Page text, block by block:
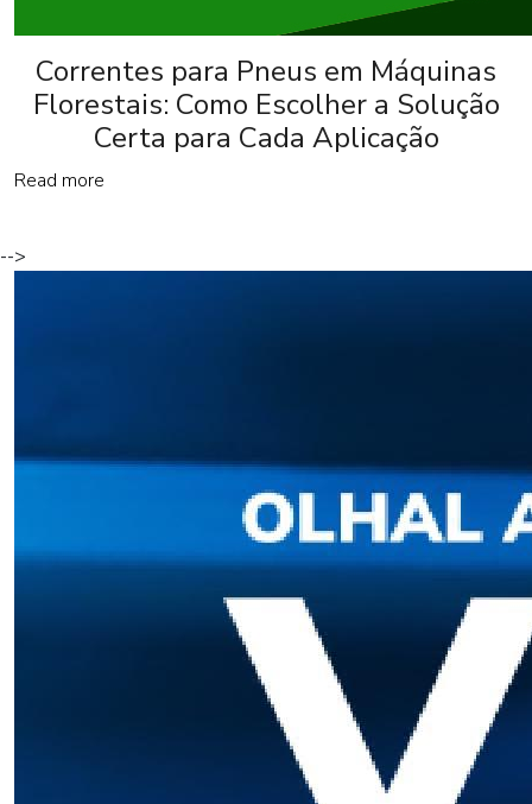
Correntes para Pneus em Máquinas
Florestais: Como Escolher a Solução
Certa para Cada Aplicação
Read more
-->